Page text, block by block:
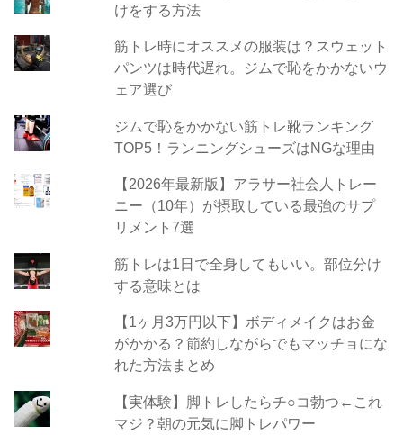
けをする方法
筋トレ時にオススメの服装は？スウェット
パンツは時代遅れ。ジムで恥をかかないウ
ェア選び
ジムで恥をかかない筋トレ靴ランキング
TOP5！ランニングシューズはNGな理由
【2026年最新版】アラサー社会人トレー
ニー（10年）が摂取している最強のサプ
リメント7選
筋トレは1日で全身してもいい。部位分け
する意味とは
【1ヶ月3万円以下】ボディメイクはお金
がかかる？節約しながらでもマッチョにな
れた方法まとめ
【実体験】脚トレしたらチ○コ勃つ←これ
マジ？朝の元気に脚トレパワー